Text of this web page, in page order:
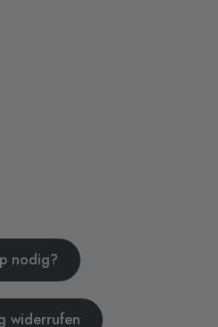
nodig?
widerrufen